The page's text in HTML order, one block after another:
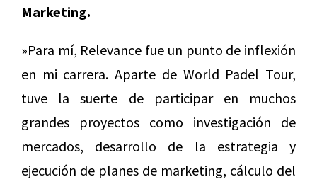
Marketing.
»Para mí, Relevance fue un punto de inflexión
en mi carrera. Aparte de World Padel Tour,
tuve la suerte de participar en muchos
grandes proyectos como investigación de
mercados, desarrollo de la estrategia y
ejecución de planes de marketing, cálculo del